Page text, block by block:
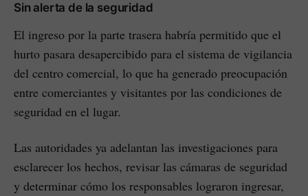
Sin alerta de la seguridad
El ingreso por la parte trasera habría permitido que el
hurto pasara desapercibido para el sistema de vigilancia
del centro comercial, lo que ha generado preocupación
entre comerciantes y visitantes por las condiciones de
seguridad en el lugar.
Las autoridades ya adelantan las investigaciones para
esclarecer los hechos, revisar las cámaras de seguridad
y determinar cómo los responsables lograron ingresar,